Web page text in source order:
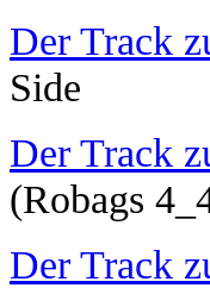
Der Track
Side
Der Track
(Robags
Der Track